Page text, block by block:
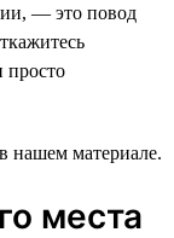
— это повод
просто
нашем материале.
места